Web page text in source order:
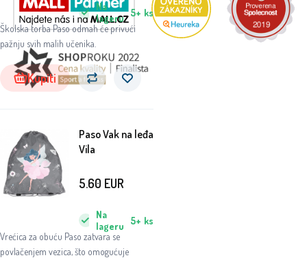
Školska torba Paso odmah će privući
pažnju svih malih učenika.
Na
lageru 5+ ks
Kupiti
Paso Vak na leđa
Vila
Vrećica za obuću Paso zatvara se
povlačenjem vezica, što omogućuje
Na
lageru
5+ ks
5.60 EUR